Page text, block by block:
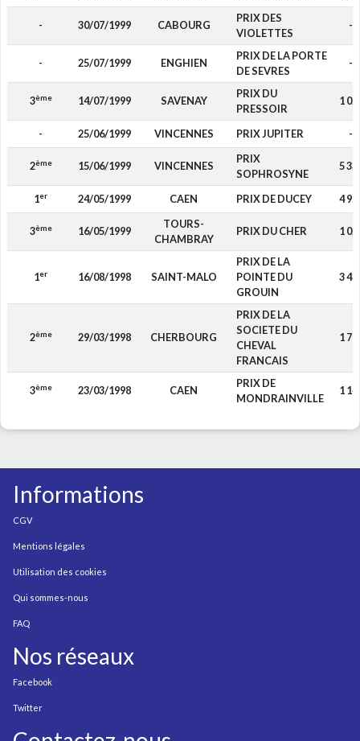
- 30/07/1999 CABOURG
PRIX DES
VIOLETTES
-
- 25/07/1999 ENGHIEN
PRIX DE LA PORTE
DE SEVRES
-
3ème 14/07/1999 SAVENAY
PRIX DU
PRESSOIR
1
- 25/06/1999 VINCENNES PRIX JUPITER -
2ème 15/06/1999 VINCENNES
PRIX
SOPHROSYNE
5
1er 24/05/1999 CAEN PRIX DE DUCEY 4
3ème 16/05/1999
TOURS-
CHAMBRAY
PRIX DU CHER 1
1er 16/08/1998 SAINT-MALO
PRIX DE LA
POINTE DU
GROUIN
3
2ème 29/03/1998 CHERBOURG
PRIX DE LA
SOCIETE DU
CHEVAL
FRANCAIS
1
3ème 23/03/1998 CAEN
PRIX DE
MONDRAINVILLE
1
Informations
CGV
Mentions légales
Utilisation des cookies
Qui sommes-nous
FAQ
Nos réseaux
Facebook
Twitter